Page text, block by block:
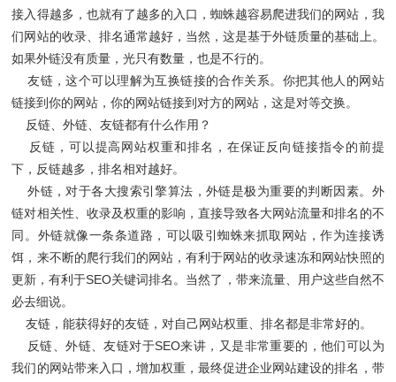
接入得越多，也就有了越多的入口，蜘蛛越容易爬进我们的网站，我
们网站的收录、排名通常越好，当然，这是基于外链质量的基础上。
如果外链没有质量，光只有数量，也是不行的。
友链，这个可以理解为互换链接的合作关系。你把其他人的网站
链接到你的网站，你的网站链接到对方的网站，这是对等交换。
反链、外链、友链都有什么作用？
反链，可以提高网站权重和排名，在保证反向链接指令的前提
下，反链越多，排名相对越好。
外链，对于各大搜索引擎算法，外链是极为重要的判断因素。外
链对相关性、收录及权重的影响，直接导致各大网站流量和排名的不
同。外链就像一条条道路，可以吸引蜘蛛来抓取网站，作为连接诱
饵，来不断的爬行我们的网站，有利于网站的收录速冻和网站快照的
更新，有利于SEO关键词排名。当然了，带来流量、用户这些自然不
必去细说。
友链，能获得好的友链，对自己网站权重、排名都是非常好的。
反链、外链、友链对于SEO来讲，又是非常重要的，他们可以为
我们的网站带来入口，增加权重，最终促进企业网站建设的排名，带